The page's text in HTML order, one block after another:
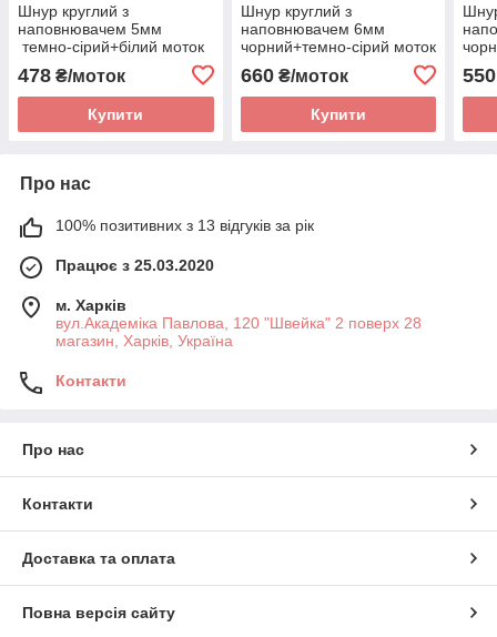
Шнур круглий з
наповнювачем 5мм
темно-сірий+білий моток
478 ₴/моток
Купити
Шнур круглий з
наповнювачем 6мм
чорний+темно-сірий моток
660₴/моток
Купити
550
Про нас
100% позитивних з 13 відгуків за рік
Працює з 25.03.2020
м. Харків
вул.Академіка Павлова, 120 "Швейка" 2 поверх 28
магазин, Харків, Україна
Контакти
Про нас
Контакти
Доставка та оплата
Повна версія сайту